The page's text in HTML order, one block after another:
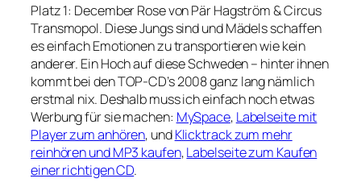
Platz 1: December Rose von Pär Hagström & Circus
Transmopol. Diese Jungs sind und Mädels schaffen
es einfach Emotionen zu transportieren wie kein
anderer. Ein Hoch auf diese Schweden – hinter ihnen
kommt bei den TOP-CD’s 2008 ganz lang nämlich
erstmal nix. Deshalb muss ich einfach noch etwas
Werbung für sie machen: MySpace, Labelseite mit
Player zum anhören, undKlicktrack zum mehr
reinhören und MP3 kaufen,Labelseite zum Kaufen
einer richtigen CD.